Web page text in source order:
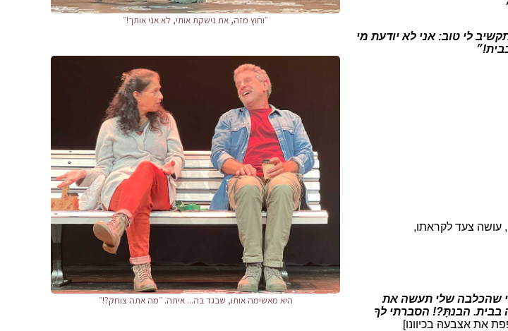
לי טוב: אני לא יודעת מי
עושה צעד לקראתו,
שהכלבה שלי תעשה את
בבית. הבנתָּ?! הסברתי לךָ
את אצבעהּ בכיוונו]
״וחוץ מזה, את נישקתְּ אותי, לא אני אותך!״
היא מאשימה אותו, שבגד בה... איתה. ״מה אתה צוחק?!״